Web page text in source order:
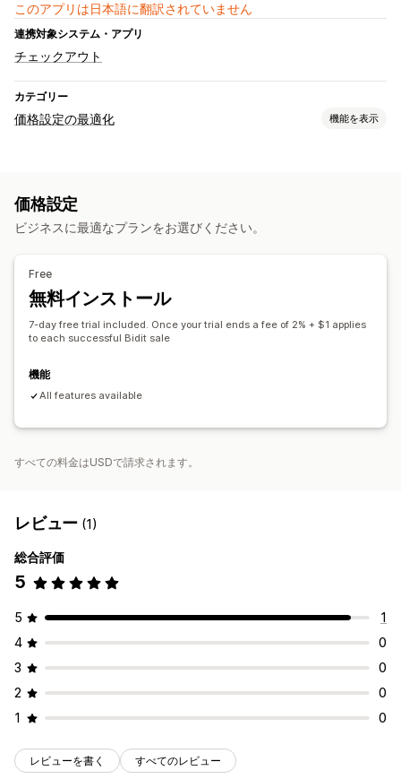
このアプリは日本語に翻訳されていません
連携対象システム・アプリ
チェックアウト
カテゴリー
価格設定の最適化 機能を表示
モニタリング
価格設定
ビジネスに最適なプランをお選びください。
Free
無料インストール
7-day free trial included. Once your trial ends a fee of 2% + $1 applies
to each successful Bidit sale
機能
All features available
すべての料金はUSDで請求されます。
レビュー (1)
総合評価
5
5
1
4
0
3
0
2
0
1
0
レビューを書く すべてのレビュー